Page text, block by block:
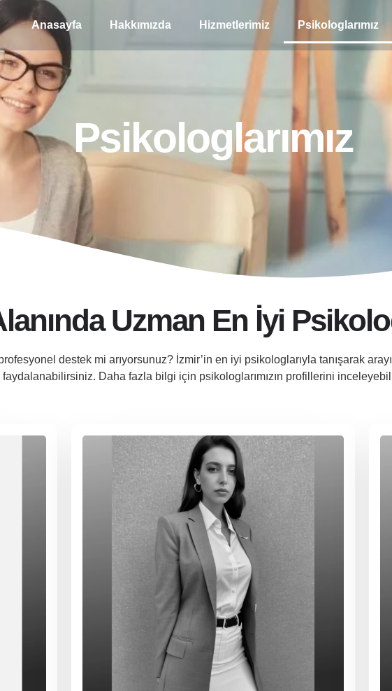
Anasayfa Hakkımızda Hizmetlerimiz Psikologlarımız
Psikologlarımız
Uzman En İyi
destek mi arıyorsunuz? İzmir’in en iyi psikologlarıyla tanışarak
faydalanabilirsiniz. Daha fazla bilgi için psikologlarımızın profillerini